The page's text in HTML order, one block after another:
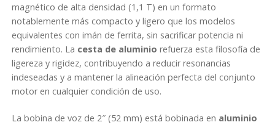
magnético de alta densidad (1,1 T) en un formato
notablemente más compacto y ligero que los modelos
equivalentes con imán de ferrita, sin sacrificar potencia ni
rendimiento. La cesta de aluminio refuerza esta filosofía de
ligereza y rigidez, contribuyendo a reducir resonancias
indeseadas y a mantener la alineación perfecta del conjunto
motor en cualquier condición de uso.
La bobina de voz de 2″ (52 mm) está bobinada en aluminio